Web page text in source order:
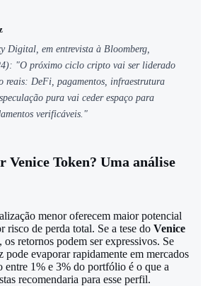
Digital, em entrevista à Bloomberg,
"O próximo ciclo cripto vai ser liderado
reais: DeFi, pagamentos, infraestrutura
pura vai ceder espaço para
verificáveis."
Venice Token? Uma análise
menor oferecem maior potencial
risco de perda total. Se a tese do Venice
retornos podem ser expressivos. Se
pode evaporar rapidamente em mercados
entre 1% e 3% do portfólio é o que a
recomendaria para esse perfil.